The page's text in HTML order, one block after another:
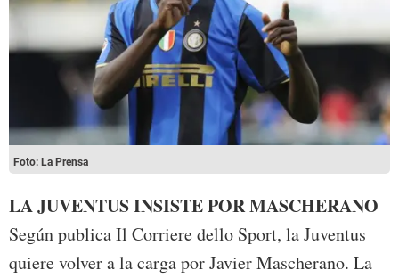
Foto: La Prensa
LA JUVENTUS INSISTE POR MASCHERANO
Según publica Il Corriere dello Sport, la Juventus
quiere volver a la carga por Javier Mascherano. La